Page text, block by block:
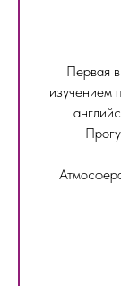
Первая
изучением